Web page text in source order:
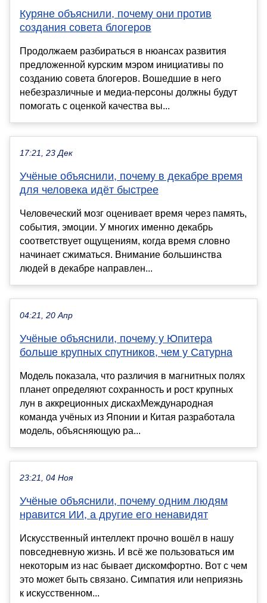
Куряне объяснили, почему они против
создания совета блогеров
Продолжаем разбираться в нюансах развития
предложенной курским мэром инициативы по
созданию совета блогеров. Вошедшие в него
небезразличные и медиа-персоны должны будут
помогать с оценкой качества вы...
17:21, 23 Дек
Учёные объяснили, почему в декабре время
для человека идёт быстрее
Человеческий мозг оценивает время через память,
события, эмоции. У многих именно декабрь
соответствует ощущениям, когда время словно
начинает сжиматься. Внимание большинства
людей в декабре направлен...
04:21, 20 Апр
Учёные объяснили, почему у Юпитера
больше крупных спутников, чем у Сатурна
Модель показала, что различия в магнитных полях
планет определяют сохранность и рост крупных
лун в аккреционных дискахМеждународная
команда учёных из Японии и Китая разработала
модель, объясняющую ра...
23:21, 04 Ноя
Учёные объяснили, почему одним людям
нравится ИИ, а другие его ненавидят
Искусственный интеллект прочно вошёл в нашу
повседневную жизнь. И всё же пользоваться им
некоторым из нас бывает дискомфортно. Вот с чем
это может быть связано. Симпатия или неприязнь
к искусственном...